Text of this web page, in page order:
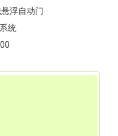
浮自动门
统